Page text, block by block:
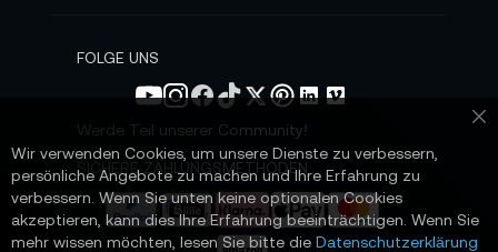
s
e
n
FOLGE UNS
Werde Teil unserer Community!
SICHERE ZAHLUNGSMETHODEN
Wir verwenden Cookies, um unsere Dienste zu verbessern,
persönliche Angebote zu machen und Ihre Erfahrung zu
verbessern. Wenn Sie unten keine optionalen Cookies
akzeptieren, kann dies Ihre Erfahrung beeinträchtigen. Wenn Sie
mehr wissen möchten, lesen Sie bitte die Datenschutzerklärung